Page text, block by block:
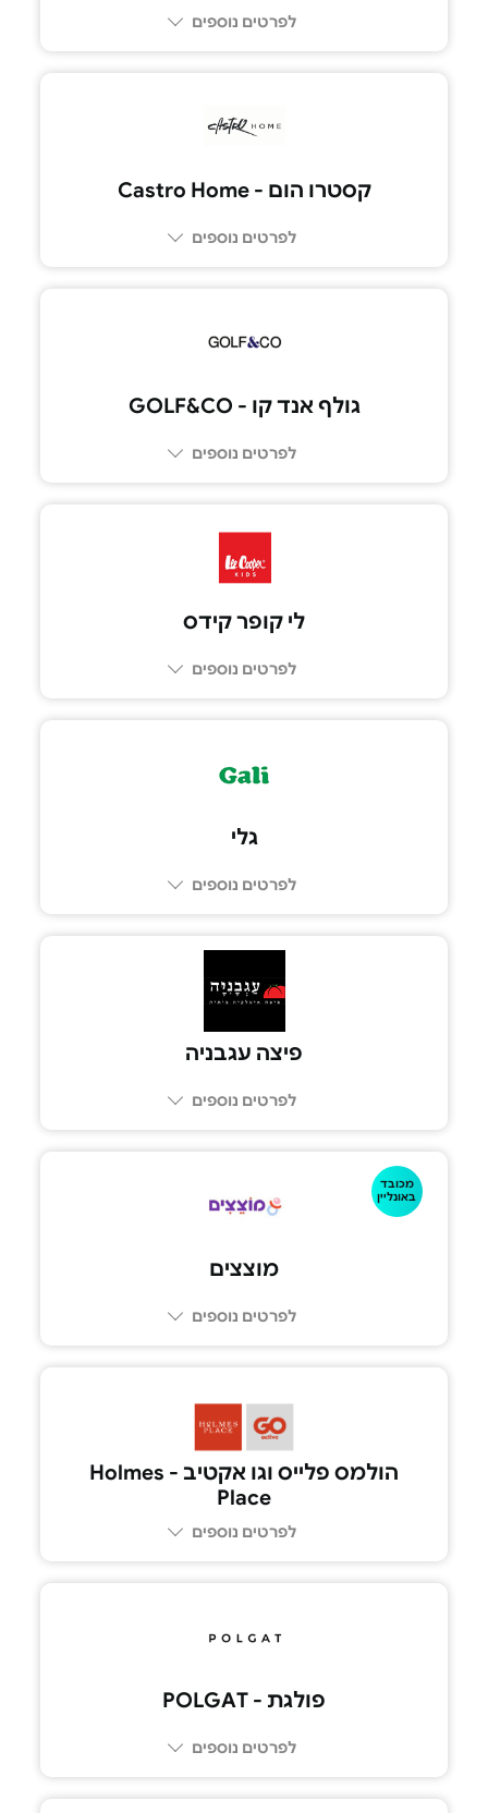
לפרטים נוספים
קסטרו הום - Castro Home
לפרטים נוספים
גולף אנד קו - GOLF&CO
לפרטים נוספים
לי קופר קידס
לפרטים נוספים
גלי
לפרטים נוספים
פיצה עגבניה
לפרטים נוספים
מכובד
באונליין
מוצצים
לפרטים נוספים
הולמס פלייס וגו אקטיב - Holmes
Place
לפרטים נוספים
פולגת - POLGAT
לפרטים נוספים